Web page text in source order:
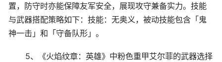
置，防守时亦能保障友军安全，展现攻守兼备实力。技能
与武器搭配策略如下：技能：无奥义，被动技能包含「鬼
神一击」和「守备队形」。
5、《火焰纹章：英雄》中粉色重甲艾尔菲的武器选择